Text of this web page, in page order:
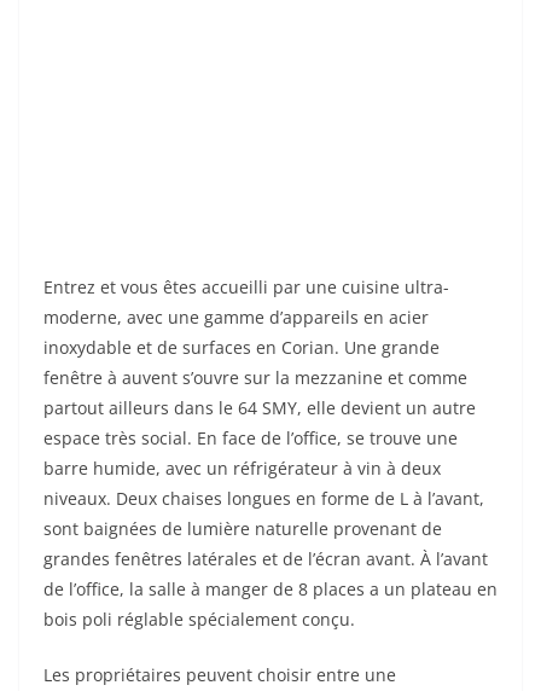
Entrez et vous êtes accueilli par une cuisine ultra-
moderne, avec une gamme d’appareils en acier
inoxydable et de surfaces en Corian. Une grande
fenêtre à auvent s’ouvre sur la mezzanine et comme
partout ailleurs dans le 64 SMY, elle devient un autre
espace très social. En face de l’office, se trouve une
barre humide, avec un réfrigérateur à vin à deux
niveaux. Deux chaises longues en forme de L à l’avant,
sont baignées de lumière naturelle provenant de
grandes fenêtres latérales et de l’écran avant. À l’avant
de l’office, la salle à manger de 8 places a un plateau en
bois poli réglable spécialement conçu.
Les propriétaires peuvent choisir entre une